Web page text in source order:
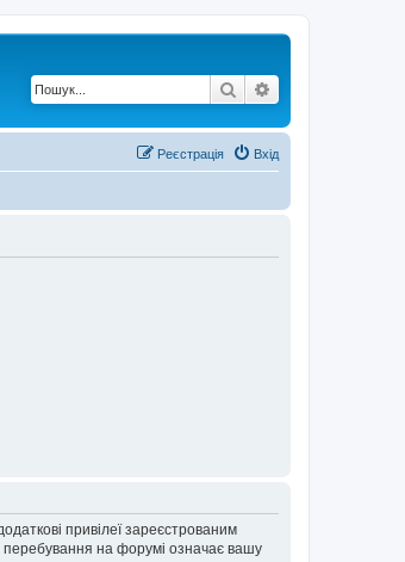
Пошук
Вхід
Реєстрація
привілеї зареєстрованим
перебування на форумі означає вашу